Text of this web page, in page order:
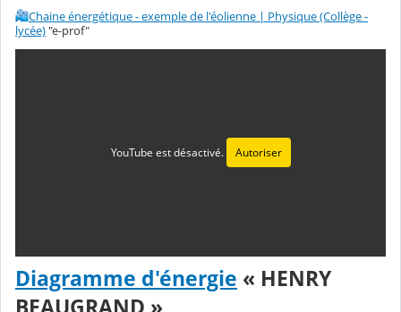
Chaine énergétique - exemple de l'éolienne | Physique (Collège -
lycée)"e-prof"
YouTube est désactivé. Autoriser
Diagramme d'énergie « HENRY